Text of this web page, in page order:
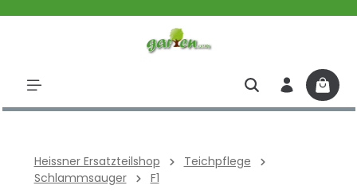
Heissner Ersatzteilshop
Teichpflege
Schlammsauger
F1